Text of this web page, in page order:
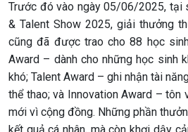
Trước đó vào ngày 05/06/2025, tại
& Talent Show 2025, giải thưởng
cũng đã được trao cho 88 học
Award – dành cho những học sinh
khó; Talent Award – ghi nhận tài
thể thao; và Innovation Award – tôn
mới vì cộng đồng. Những phần